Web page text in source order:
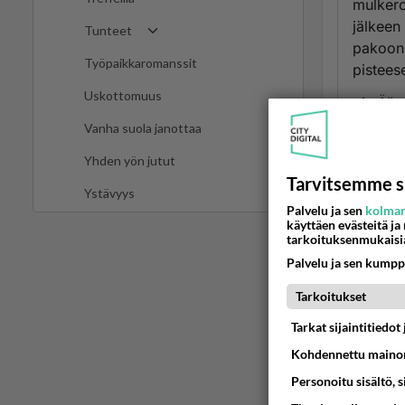
Tunteet
Työpaikkaromanssit
Uskottomuus
Vanha suola janottaa
Yhden yön jutut
Ystävyys
Miksi
ovat
Tarvitsemme
Palvelu ja sen
käyttäen evästeitä
Palvelu ja sen
Tarkoitukset
Tarkat sijaintitiedot
Kohdennettu
Personoitu sisältö,